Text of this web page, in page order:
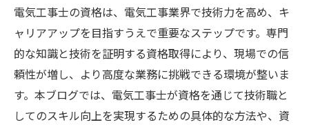
電気工事士の資格は、電気工事業界で技術力を高め、キ
ャリアアップを目指すうえで重要なステップです。専門
的な知識と技術を証明する資格取得により、現場での信
頼性が増し、より高度な業務に挑戦できる環境が整いま
す。本ブログでは、電気工事士が資格を通じて技術職と
してのスキル向上を実現するための具体的な方法や、資